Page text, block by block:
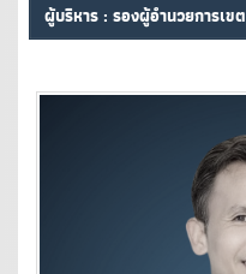
ผู้บริหาร : รองผู้อำนวยการเขต